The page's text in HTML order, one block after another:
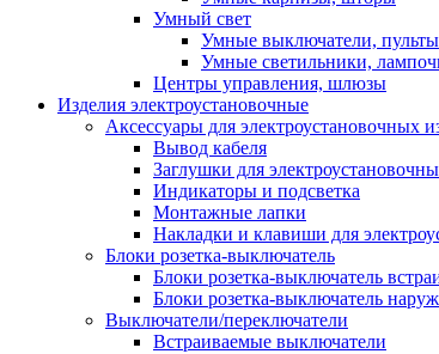
Умный свет
Умные выключатели, пульты
Умные светильники,
Центры управления, шлюзы
Изделия электроустановочные
Аксессуары для электроустановочных
Вывод кабеля
Заглушки для
Индикаторы и подсветка
Монтажные лапки
Накладки и клавиши для
Блоки розетка-выключатель
Блоки розетка-выключатель
Блоки розетка-выключатель
Выключатели/переключатели
Встраиваемые выключатели